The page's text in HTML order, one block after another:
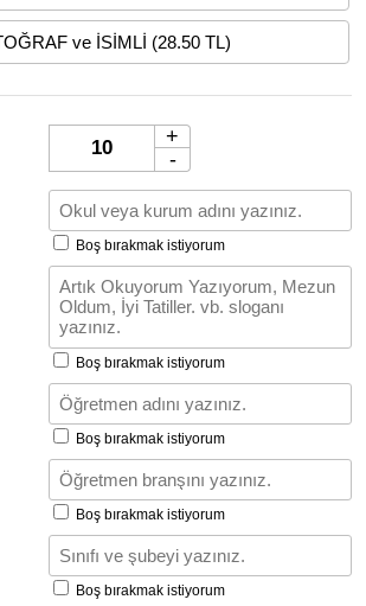
ve İSİMLİ (28.50 TL)
+
-
Boş bırakmak istiyorum
Boş bırakmak istiyorum
Boş bırakmak istiyorum
Boş bırakmak istiyorum
Boş bırakmak istiyorum